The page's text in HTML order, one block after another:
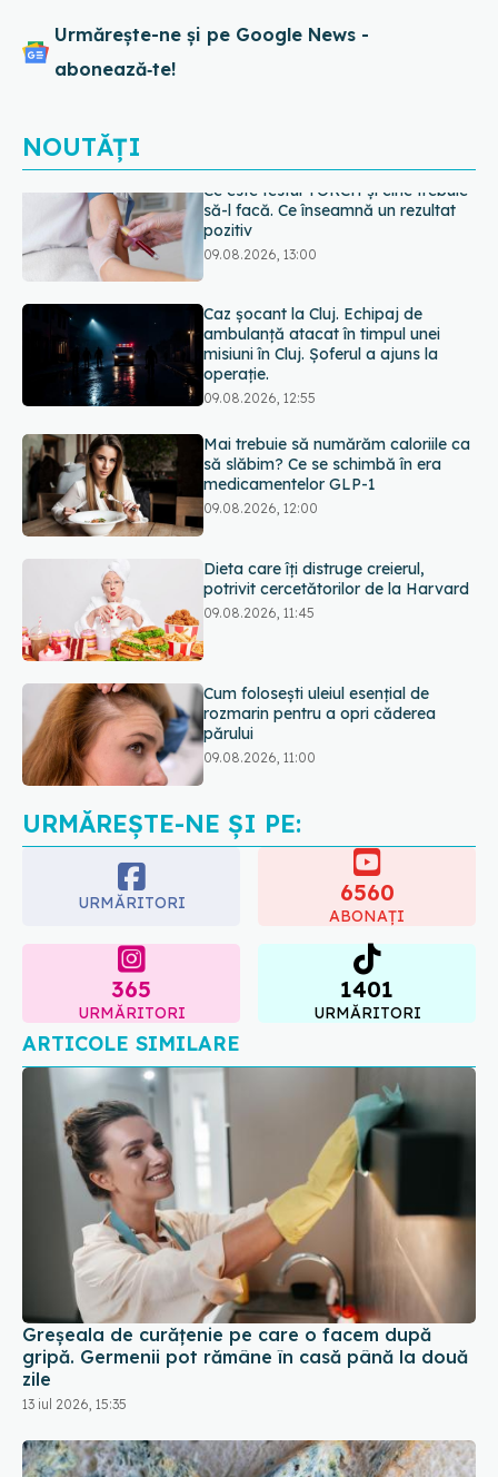
Urmărește-ne și pe Google News -
abonează‑te!
NOUTĂȚI
Caz șocant la Cluj. Echipaj de
ambulanță atacat în timpul unei
misiuni în Cluj. Șoferul a ajuns la
09.08.2026, 12:55
Mai trebuie să numărăm caloriile ca
să slăbim? Ce se schimbă în era
medicamentelor GLP-1
Dieta care îți distruge creierul,
potrivit cercetătorilor de la Harvard
Cum folosești uleiul esențial de
rozmarin pentru a opri căderea
Ce este testul TORCH și cine trebuie
să-l facă. Ce înseamnă un rezultat
pozitiv
URMĂREȘTE-NE ȘI PE:
URMĂRITORI 6560
ABONAȚI
365
URMĂRITORI
1401
URMĂRITORI
ARTICOLE SIMILARE
Greșeala de curățenie pe care o facem după
gripă. Germenii pot rămâne în casă până la două
zile
13 iul 2026, 15:35